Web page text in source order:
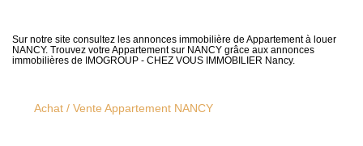
NOS SERVICES
Créer une alerte
Sur notre site consultez les annonces immobilière de Appartement à louer
NANCY. Trouvez votre Appartement sur NANCY grâce aux annonces
immobilières de IMOGROUP - CHEZ VOUS IMMOBILIER Nancy.
Achat / Vente Appartement NANCY